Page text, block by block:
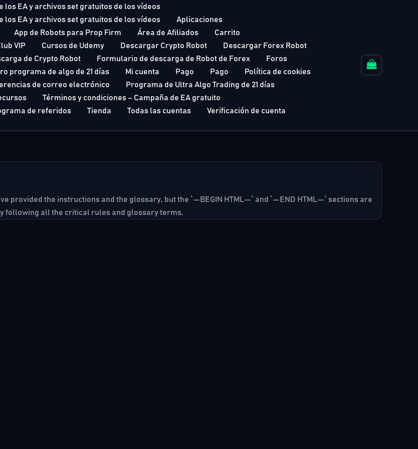
EA y archivos set gratuitos de los vídeos
EA y archivos set gratuitos de los vídeos
Aplicaciones
App de Robots para Prop Firm Área de Afiliados
Carrito
VIP Cursos de Udemy Descargar Crypto Robot
Descargar Forex Robot
de Crypto Robot Formulario de descarga de Robot de Forex
Foros
programa de algo de 21 días
Mi cuenta Pago Pago
Política de cookies
de correo electrónico
Programa de Ultra Algo Trading de 21 días
Términos y condiciones – Campaña de EA gratuito
de referidos
Tienda Todas las cuentas
Verificación de cuenta
provided the instructions and the glossary, but the `—BEGIN HTML—` and `—END HTML—` sections are
following all the critical rules and glossary terms.